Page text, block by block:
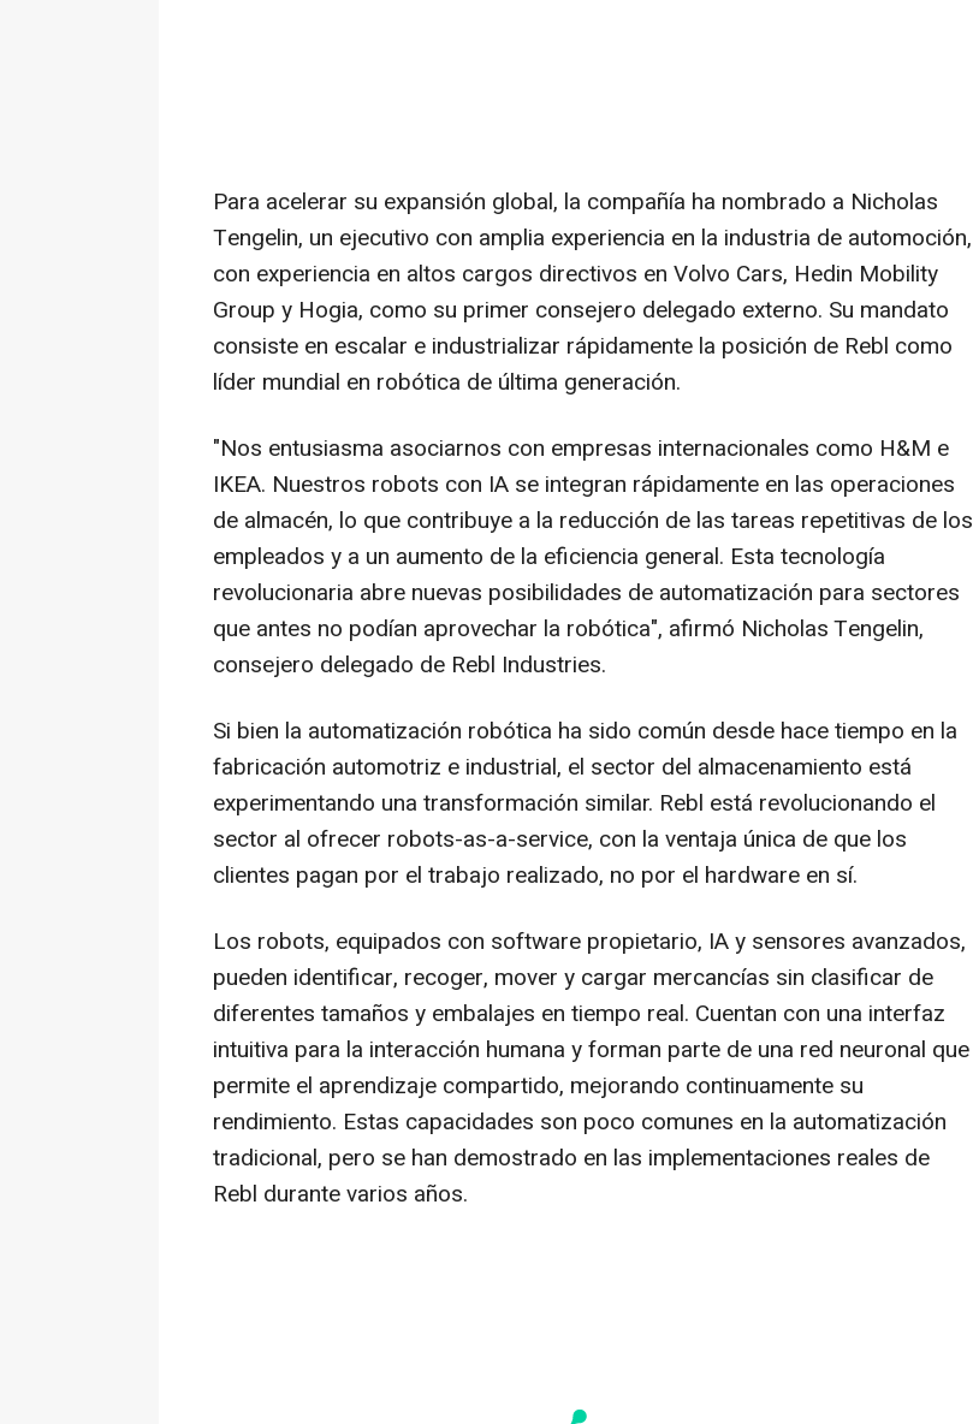
Para acelerar su expansión global, la compañía ha nombrado a Nicholas
Tengelin, un ejecutivo con amplia experiencia en la industria de automoción,
con experiencia en altos cargos directivos en Volvo Cars, Hedin Mobility
Group y Hogia, como su primer consejero delegado externo. Su mandato
consiste en escalar e industrializar rápidamente la posición de Rebl como
líder mundial en robótica de última generación.
"Nos entusiasma asociarnos con empresas internacionales como H&M e
IKEA. Nuestros robots con IA se integran rápidamente en las operaciones
de almacén, lo que contribuye a la reducción de las tareas repetitivas de los
empleados y a un aumento de la eficiencia general. Esta tecnología
revolucionaria abre nuevas posibilidades de automatización para sectores
que antes no podían aprovechar la robótica", afirmó Nicholas Tengelin,
consejero delegado de Rebl Industries.
Si bien la automatización robótica ha sido común desde hace tiempo en la
fabricación automotriz e industrial, el sector del almacenamiento está
experimentando una transformación similar. Rebl está revolucionando el
sector al ofrecer robots-as-a-service, con la ventaja única de que los
clientes pagan por el trabajo realizado, no por el hardware en sí.
Los robots, equipados con software propietario, IA y sensores avanzados,
pueden identificar, recoger, mover y cargar mercancías sin clasificar de
diferentes tamaños y embalajes en tiempo real. Cuentan con una interfaz
intuitiva para la interacción humana y forman parte de una red neuronal que
permite el aprendizaje compartido, mejorando continuamente su
rendimiento. Estas capacidades son poco comunes en la automatización
tradicional, pero se han demostrado en las implementaciones reales de
Rebl durante varios años.